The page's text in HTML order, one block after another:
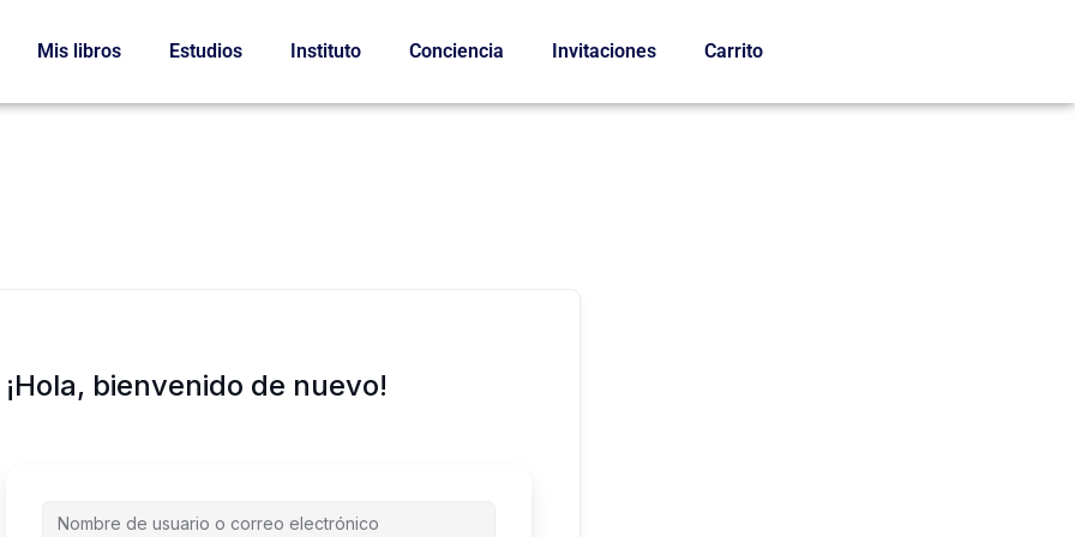
Mis libros Estudios Instituto Conciencia Invitaciones Carrito
¡Hola, bienvenido de nuevo!